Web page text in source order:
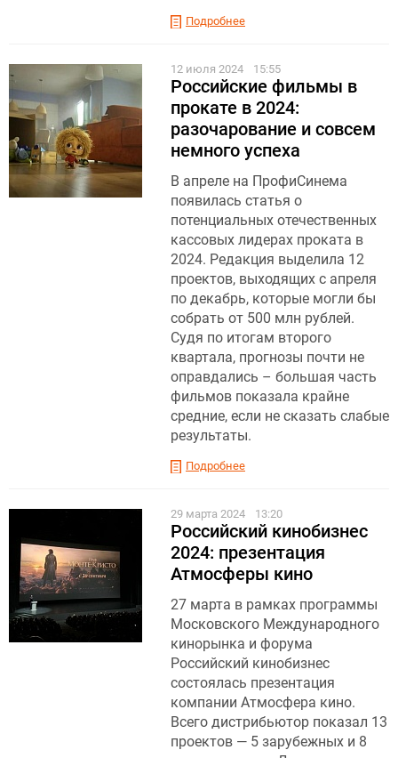
Подробнее
12 июля 2024 15:55
Российские фильмы в
прокате в 2024:
разочарование и совсем
немного успеха
В апреле на ПрофиСинема
появилась статья о
потенциальных отечественных
кассовых лидерах проката в
2024. Редакция выделила 12
проектов, выходящих с апреля
по декабрь, которые могли бы
собрать от 500 млн рублей.
Судя по итогам второго
квартала, прогнозы почти не
оправдались – большая часть
фильмов показала крайне
средние, если не сказать слабые
результаты.
Подробнее
29 марта 2024 13:20
Российский кинобизнес
2024: презентация
Атмосферы кино
27 марта в рамках программы
Московского Международного
кинорынка и форума
Российский кинобизнес
состоялась презентация
компании Атмосфера кино.
Всего дистрибьютор показал 13
проектов — 5 зарубежных и 8